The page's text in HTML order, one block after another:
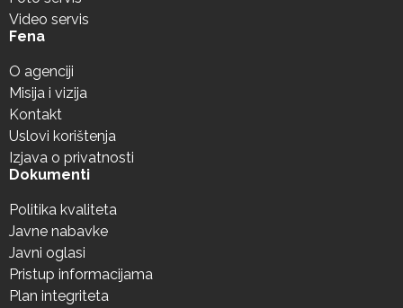
Video servis
Fena
O agenciji
Misija i vizija
Kontakt
Uslovi korištenja
Izjava o privatnosti
Dokumenti
Politika kvaliteta
Javne nabavke
Javni oglasi
Pristup informacijama
Plan integriteta